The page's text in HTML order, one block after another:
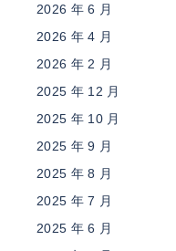
2026 年 6 月
2026 年 4 月
2026 年 2 月
2025 年 12 月
2025 年 10 月
2025 年 9 月
2025 年 8 月
2025 年 7 月
2025 年 6 月